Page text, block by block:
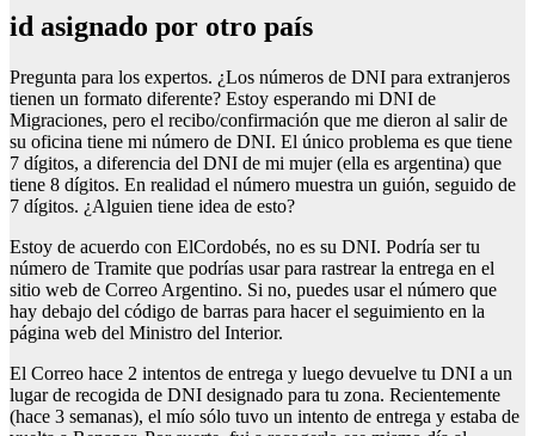
id asignado por otro país
Pregunta para los expertos. ¿Los números de DNI para extranjeros
tienen un formato diferente? Estoy esperando mi DNI de
Migraciones, pero el recibo/confirmación que me dieron al salir de
su oficina tiene mi número de DNI. El único problema es que tiene
7 dígitos, a diferencia del DNI de mi mujer (ella es argentina) que
tiene 8 dígitos. En realidad el número muestra un guión, seguido de
7 dígitos. ¿Alguien tiene idea de esto?
Estoy de acuerdo con ElCordobés, no es su DNI. Podría ser tu
número de Tramite que podrías usar para rastrear la entrega en el
sitio web de Correo Argentino. Si no, puedes usar el número que
hay debajo del código de barras para hacer el seguimiento en la
página web del Ministro del Interior.
El Correo hace 2 intentos de entrega y luego devuelve tu DNI a un
lugar de recogida de DNI designado para tu zona. Recientemente
(hace 3 semanas), el mío sólo tuvo un intento de entrega y estaba de